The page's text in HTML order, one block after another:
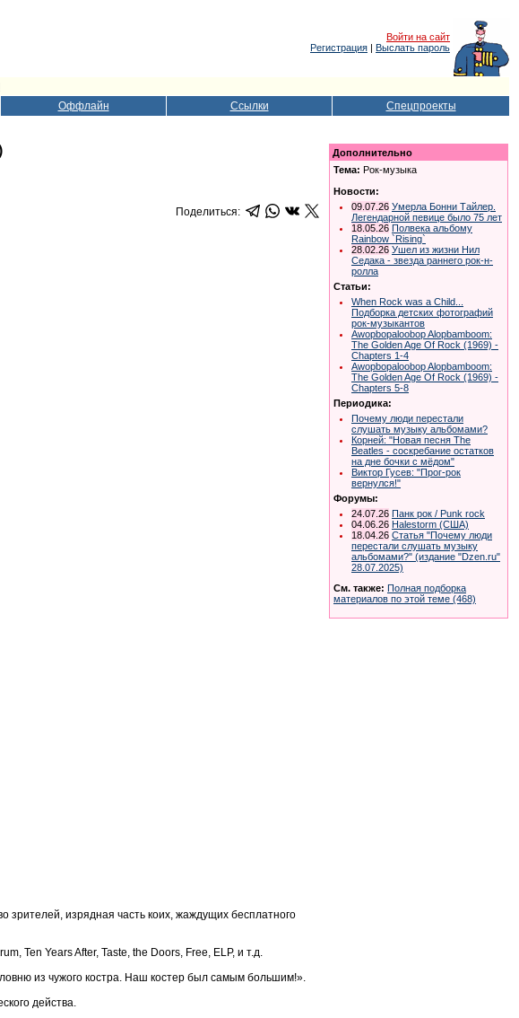
Войти на сайт
Регистрация | Выслать пароль
Оффлайн Ссылки Спецпроекты
Поделиться:
зрителей, изрядная часть коих, жаждущих бесплатного
Ten Years After, Taste, the Doors, Free, ELP, и т.д.
из чужого костра. Наш костер был самым большим!».
действа.
Дополнительно
Тема: Рок-музыка
Новости:
09.07.26 Умерла Бонни Тайлер.
Легендарной певице было 75 лет
18.05.26 Полвека альбому
Rainbow `Rising`
28.02.26 Ушел из жизни Нил
Седака - звезда раннего рок-н-
ролла
Статьи:
When Rock was a Child...
Подборка детских фотографий
рок-музыкантов
Awopbopaloobop Alopbamboom:
The Golden Age Of Rock (1969) -
Chapters 1-4
Awopbopaloobop Alopbamboom:
The Golden Age Of Rock (1969) -
Chapters 5-8
Периодика:
Почему люди перестали
слушать музыку альбомами?
Корней: "Новая песня The
Beatles - соскребание остатков
на дне бочки с мёдом"
Виктор Гусев: "Прог-рок
вернулся!"
Форумы:
24.07.26 Панк рок / Punk rock
04.06.26 Halestorm (США)
18.04.26 Статья "Почему люди
перестали слушать музыку
альбомами?" (издание "Dzen.ru"
28.07.2025)
См. также: Полная подборка
материалов по этой теме (468)